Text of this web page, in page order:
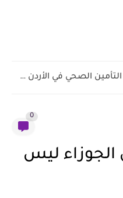
🔥 هل التداول يحقق أرباح فعلًا؟ الحقيقة اللي محدش بيقولها...
0
ليس